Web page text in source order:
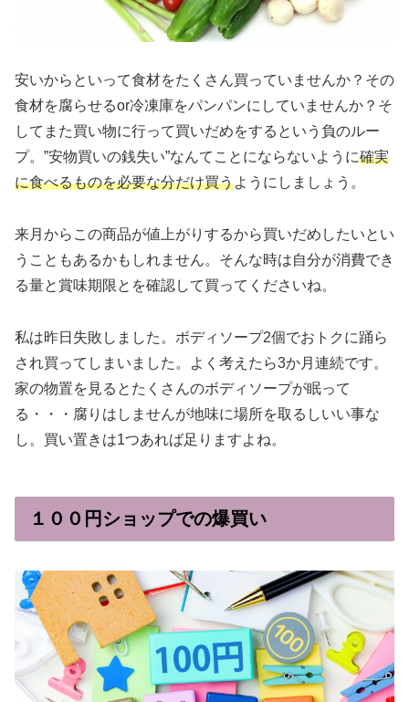
安いからといって食材をたくさん買っていませんか？その
食材を腐らせるor冷凍庫をパンパンにしていませんか？そ
してまた買い物に行って買いだめをするという負のルー
プ。”安物買いの銭失い”なんてことにならないように確実
に食べるものを必要な分だけ買うようにしましょう。
来月からこの商品が値上がりするから買いだめしたいとい
うこともあるかもしれません。そんな時は自分が消費でき
る量と賞味期限とを確認して買ってくださいね。
私は昨日失敗しました。ボディソープ2個でおトクに踊ら
され買ってしまいました。よく考えたら3か月連続です。
家の物置を見るとたくさんのボディソープが眠って
る・・・腐りはしませんが地味に場所を取るしいい事な
し。買い置きは1つあれば足りますよね。
１００円ショップでの爆買い